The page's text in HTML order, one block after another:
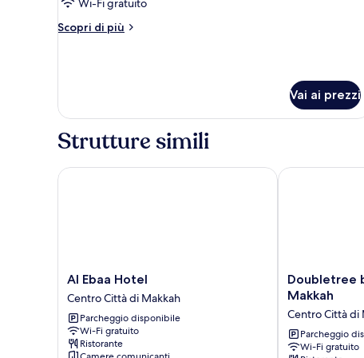
multipli
Wi-Fi gratuito
Scopri di più
Altri
multipli
Vai ai prezzi
Strutture simili
Al
Ebaa
Hotel
Centro
Città
di
Al Ebaa Hotel
Centro Città di Makkah
Parcheggio disponibile
Wi-Fi gratuito
Ristorante
Al Ebaa Hotel
Doubletree
by
Jabal
Omar
Makkah
Doubletree
Makkah
Centro Città di
Parcheggio
Wi-Fi gratuito
Doubletree by